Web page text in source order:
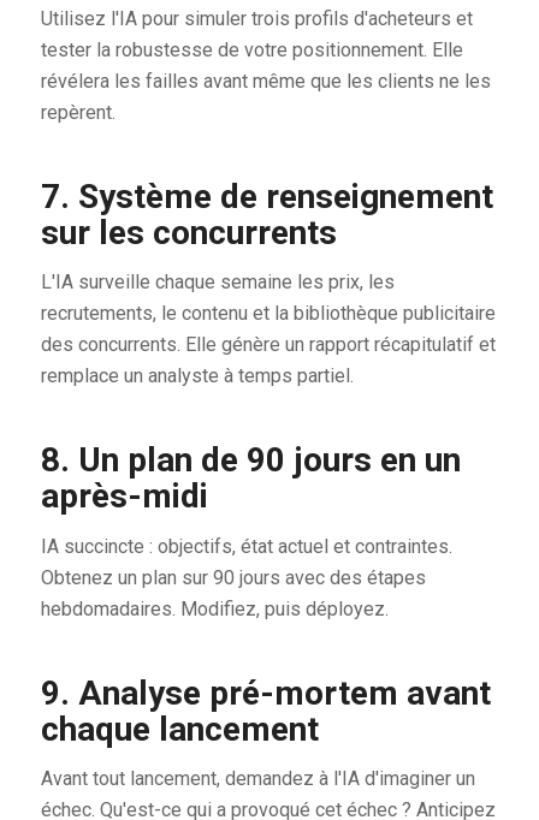
Utilisez l'IA pour simuler trois profils d'acheteurs et
tester la robustesse de votre positionnement. Elle
révélera les failles avant même que les clients ne les
repèrent.
7. Système de renseignement
sur les concurrents
L'IA surveille chaque semaine les prix, les
recrutements, le contenu et la bibliothèque publicitaire
des concurrents. Elle génère un rapport récapitulatif et
remplace un analyste à temps partiel.
8. Un plan de 90 jours en un
après-midi
IA succincte : objectifs, état actuel et contraintes.
Obtenez un plan sur 90 jours avec des étapes
hebdomadaires. Modifiez, puis déployez.
9. Analyse pré-mortem avant
chaque lancement
Avant tout lancement, demandez à l'IA d'imaginer un
échec. Qu'est-ce qui a provoqué cet échec ? Anticipez